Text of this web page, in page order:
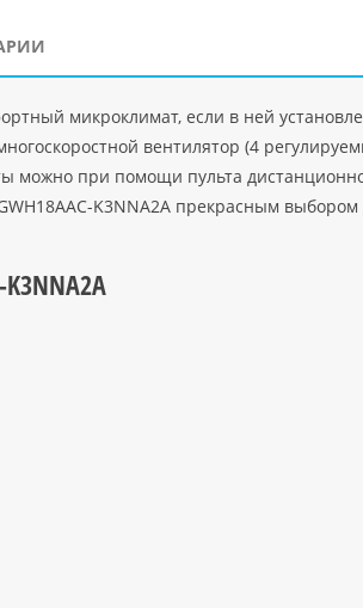
микроклимат, если в ней
вентилятор (4
можно при помощи пульта
K3NNA2A прекрасным